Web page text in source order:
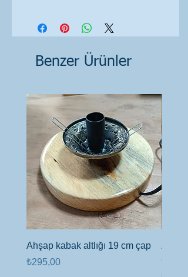
Benzer Ürünler
Ahşap kabak altlığı 19 cm çap
Fiyat
₺295,00
çap